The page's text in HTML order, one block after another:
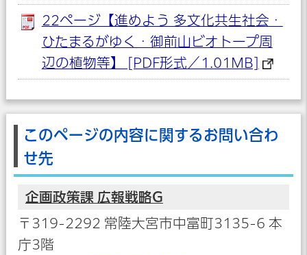
22ページ【進めよう 多文化共生社会・
ひたまるがゆく・御前山ビオトープ周
辺の植物等】 [PDF形式／1.01MB]
このページの内容に関するお問い合わ
せ先
企画政策課 広報戦略G
〒319-2292 常陸大宮市中富町3135-6 本
庁3階